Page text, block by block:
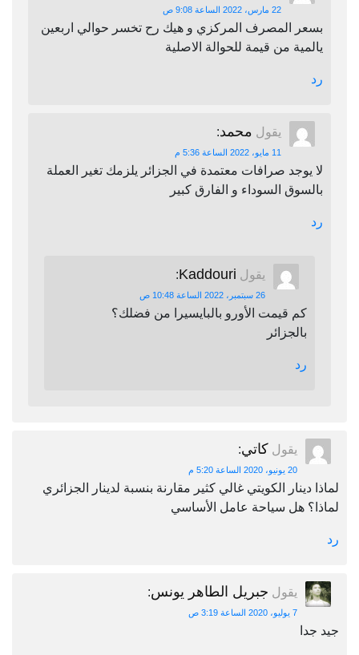
22 مارس، 2022 الساعة 9:08 ص
بسعر المصرف المركزي و هيك رح تخسر حوالي اربعين
يالمية من قيمة للحوالة الاصلية
رد
يقول محمد:
11 مايو، 2022 الساعة 5:36 م
لا يوجد صرافات معتمدة في الجزائر يلزمك تغير العملة
بالسوق السوداء و الفارق كبير
رد
يقول Kaddouri
:
26 سبتمبر، 2022 الساعة 10:48 ص
كم قيمت الأورو بالبايسيرا من فضلك؟
بالجزائر
رد
يقول كاتي:
20 يونيو، 2020 الساعة 5:20 م
لماذا دينار الكويتي غالي كثير مقارنة بنسبة لدينار الجزائري
لماذا؟ هل سياحة عامل الأساسي
رد
يقول جبريل الطاهر يونس:
7 يوليو، 2020 الساعة 3:19 ص
جيد جدا